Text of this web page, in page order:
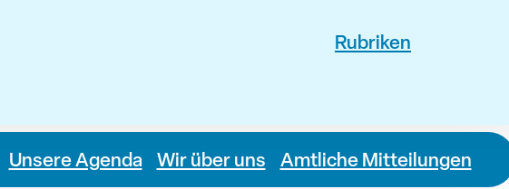
Rubriken
Unsere Agenda Wir über uns Amtliche Mitteilungen